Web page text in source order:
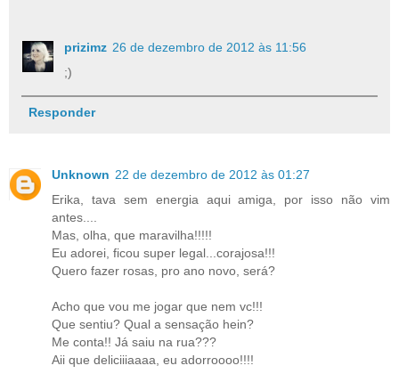
prizimz 26 de dezembro de 2012 às 11:56
;)
Responder
Unknown 22 de dezembro de 2012 às 01:27
Erika, tava sem energia aqui amiga, por isso não vim
antes....
Mas, olha, que maravilha!!!!!
Eu adorei, ficou super legal...corajosa!!!
Quero fazer rosas, pro ano novo, será?
Acho que vou me jogar que nem vc!!!
Que sentiu? Qual a sensação hein?
Me conta!! Já saiu na rua???
Aii que deliciiiaaaa, eu adorroooo!!!!